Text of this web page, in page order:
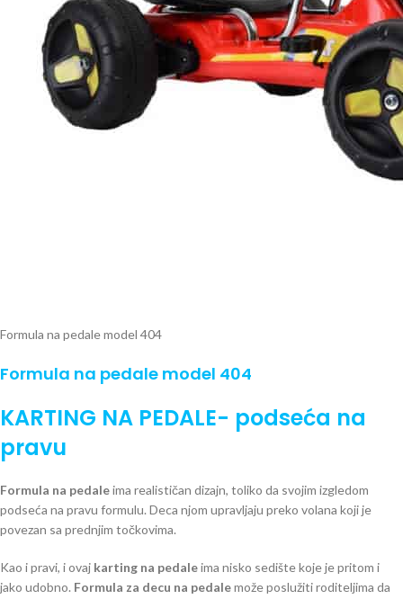
Formula na pedale model 404
Formula na pedale model 404
KARTING NA PEDALE- podseća na
pravu
Formula na pedaleima realističan dizajn, toliko da svojim izgledom
podseća na pravu formulu. Deca njom upravljaju preko volana koji je
povezan sa prednjim točkovima.
Kao i pravi, i ovaj karting na pedaleima nisko sedište koje je pritom i
jako udobno. Formula za decu na pedalemože poslužiti roditeljima da